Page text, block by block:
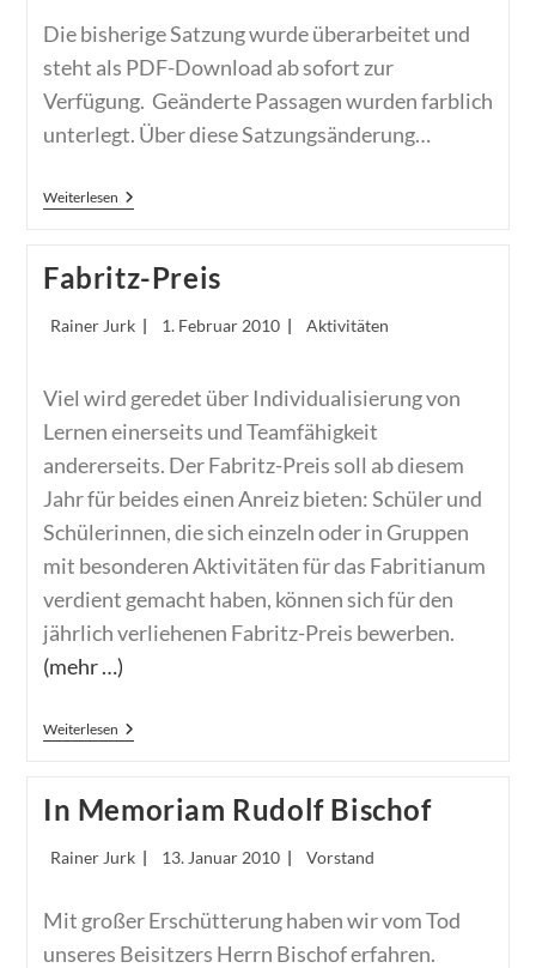
Die bisherige Satzung wurde überarbeitet und
steht als PDF-Download ab sofort zur
Verfügung. Geänderte Passagen wurden farblich
unterlegt. Über diese Satzungsänderung…
WeiterlesenVeröffentlichung
Entwurf
Fabritz-Preis
Beitrags-
Rainer Jurk
Beitrag
1. Februar 2010
Beitrags-
Aktivitäten
Viel wird geredet über Individualisierung von
Lernen einerseits und Teamfähigkeit
andererseits. Der Fabritz-Preis soll ab diesem
Jahr für beides einen Anreiz bieten: Schüler und
Schülerinnen, die sich einzeln oder in Gruppen
mit besonderen Aktivitäten für das Fabritianum
verdient gemacht haben, können sich für den
jährlich verliehenen Fabritz-Preis bewerben.
(mehr …)
WeiterlesenFabritz-
Preis
In Memoriam Rudolf Bischof
Beitrags-
Rainer Jurk
Beitrag
13. Januar 2010
Beitrags-
Vorstand
Mit großer Erschütterung haben wir vom Tod
unseres Beisitzers Herrn Bischof erfahren.